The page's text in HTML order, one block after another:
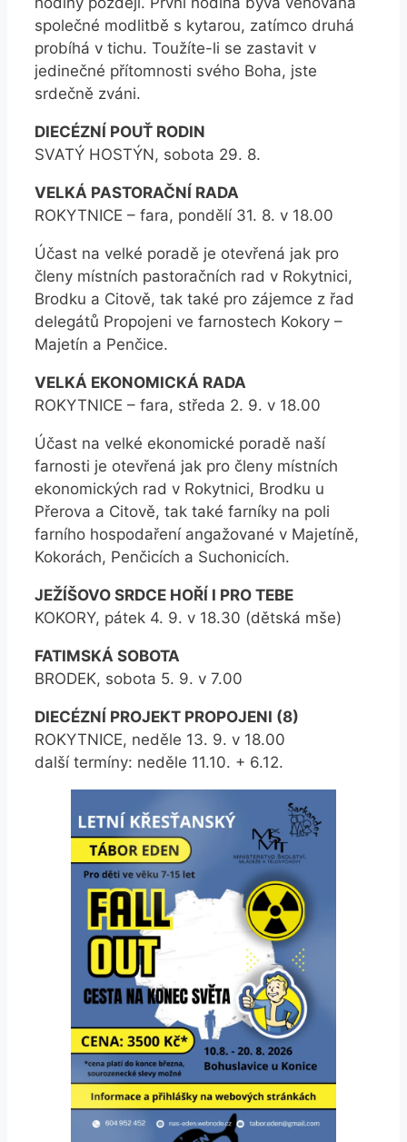
společné modlitbě s kytarou, zatímco druhá
probíhá v tichu. Toužíte-li se zastavit v
jedinečné přítomnosti svého Boha, jste
srdečně zváni.
DIECÉZNÍ POUŤ RODIN
SVATÝ HOSTÝN, sobota 29. 8.
VELKÁ PASTORAČNÍ RADA
ROKYTNICE – fara, pondělí 31. 8. v 18.00
Účast na velké poradě je otevřená jak pro
členy místních pastoračních rad v Rokytnici,
Brodku a Citově, tak také pro zájemce z řad
delegátů Propojeni ve farnostech Kokory –
Majetín a Penčice.
VELKÁ EKONOMICKÁ RADA
ROKYTNICE – fara, středa 2. 9. v 18.00
Účast na velké ekonomické poradě naší
farnosti je otevřená jak pro členy místních
ekonomických rad v Rokytnici, Brodku u
Přerova a Citově, tak také farníky na poli
farního hospodaření angažované v Majetíně,
Kokorách, Penčicích a Suchonicích.
JEŽÍŠOVO SRDCE HOŘÍ I PRO TEBE
KOKORY, pátek 4. 9. v 18.30 (dětská mše)
FATIMSKÁ SOBOTA
BRODEK, sobota 5. 9. v 7.00
DIECÉZNÍ PROJEKT PROPOJENI (8)
ROKYTNICE, neděle 13. 9. v 18.00
další termíny: neděle 11.10. + 6.12.